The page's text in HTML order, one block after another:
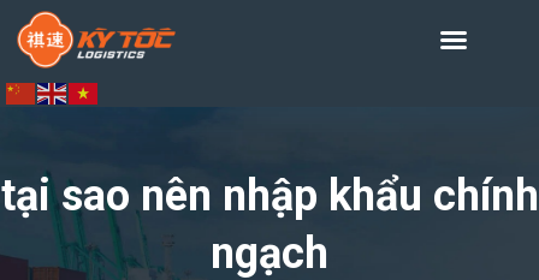
tại sao nên nhập khẩu chính
ngạch